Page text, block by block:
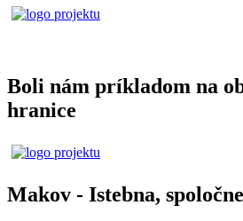
Boli nám príkladom na
hranice
Makov - Istebna,